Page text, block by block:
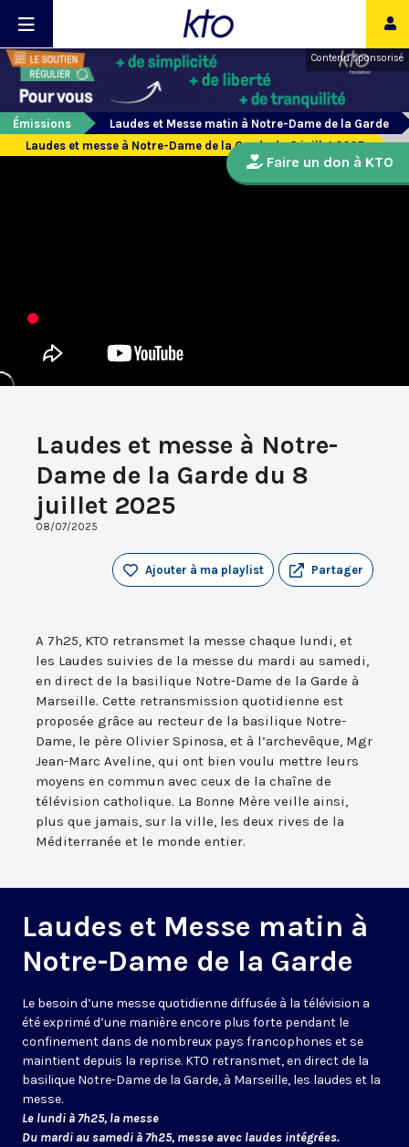
Contenu sponsorisé
Émissions
Laudes et Messe matin à Notre-Dame de la Garde
Laudes et messe à Notre-Dame de la Garde du 8 juillet 2025
Laudes et messe à Notre-
Dame de la Garde du 8
juillet 2025
08/07/2025
Partager
Ajouter à ma playlist
A 7h25, KTO retransmet la messe chaque lundi, et
les Laudes suivies de la messe du mardi au samedi,
en direct de la basilique Notre-Dame de la Garde à
Marseille. Cette retransmission quotidienne est
proposée grâce au recteur de la basilique Notre-
Dame, le père Olivier Spinosa, et à l’archevêque, Mgr
Jean-Marc Aveline, qui ont bien voulu mettre leurs
moyens en commun avec ceux de la chaîne de
télévision catholique. La Bonne Mère veille ainsi,
plus que jamais, sur la ville, les deux rives de la
Méditerranée et le monde entier.
Laudes et Messe matin à
Notre-Dame de la Garde
Le besoin d’une messe quotidienne diffusée à la télévision a
été exprimé d’une manière encore plus forte pendant le
confinement dans de nombreux pays francophones et se
maintient depuis la reprise. KTO retransmet, en direct de la
basilique Notre-Dame de la Garde, à Marseille, les laudes et la
messe.
Le lundi à 7h25, la messe
Du mardi au samedi à 7h25, messe avec laudes intégrées.
Faire un don à KTO